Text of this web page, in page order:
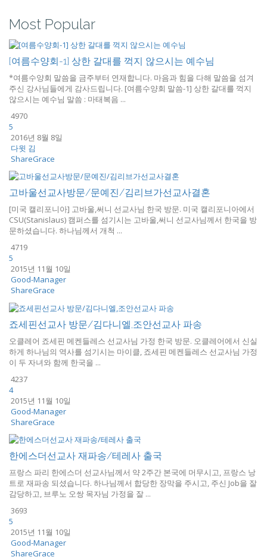
Most Popular
[여름수양회-1] 상한 갈대를 꺽지 않으시는 예수님
*여름수양회 말씀을 금주부터 연재합니다. 마음과 힘을 다해 말씀을 섬겨
주신 강사님들에게 감사드립니다. [여름수양회 말씀-1] 상한 갈대를 꺽지
않으시는 예수님 말씀 : 마태복음 ...
4970
5
2016년 8월 8일
다윗 김
ShareGrace
고바울선교사방문/문예진/김리브가선교사결혼
[미국 캘리포니아] 고바울,써니 선교사님 한국 방문. 미국 캘리포니아에서
CSU(Stanislaus) 캠퍼스를 섬기시는 고바울,써니 선교사님께서 한국을 방
문하셨습니다. 하나님께서 개척 ...
4719
5
2015년 11월 10일
Good-Manager
ShareGrace
죠세핀선교사 방문/김다니엘,조안선교사 파송
오클레어 죠세핀 메켄들레스 선교사님 가정 한국 방문. 오클레어에서 신실
하게 하나님의 역사를 섬기시는 마이클, 죠세핀 메켄들레스 선교사님 가정
이 두 자녀와 함께 한국을 ...
4237
4
2015년 11월 10일
Good-Manager
ShareGrace
한에스더선교사 재파송/테레사 출국
프랑스 파리 한에스더 선교사님께서 약 2주간 본국에 머무시고, 프랑스 낭
트로 재파송 되셨습니다. 하나님께서 합당한 장막을 주시고, 주신 Job을 잘
감당하고, 브루노 오쌍 목자님 가정을 잘 ...
3693
5
2015년 11월 10일
Good-Manager
ShareGrace